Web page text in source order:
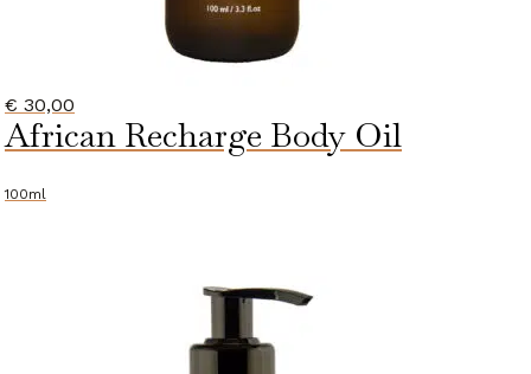
€ 30,00
African Recharge Body Oil
100ml